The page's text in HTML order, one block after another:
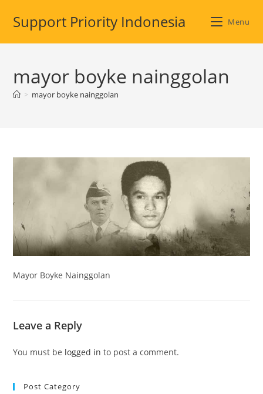
Support Priority Indonesia Menu
mayor boyke nainggolan
> mayor boyke nainggolan
Mayor Boyke Nainggolan
Leave a Reply
You must be logged in to post a comment.
Post Category